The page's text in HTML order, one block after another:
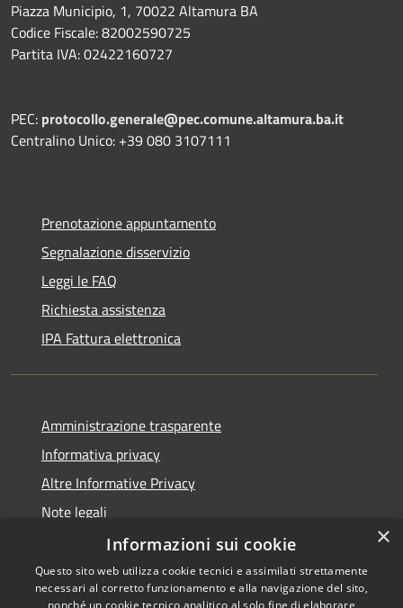
Piazza Municipio, 1, 70022 Altamura BA
Codice Fiscale: 82002590725
Partita IVA: 02422160727
PEC: protocollo.generale@pec.comune.altamura.ba.it
Centralino Unico: +39 080 3107111
Prenotazione appuntamento
Segnalazione disservizio
Leggi le FAQ
Richiesta assistenza
IPA Fattura elettronica
Amministrazione trasparente
Informativa privacy
Altre Informative Privacy
Note legali
Dichiarazione di accessibilità
×
Informazioni sui cookie
Questo sito web utilizza cookie tecnici e assimilati strettamente
necessari al corretto funzionamento e alla navigazione del sito,
nonché un cookie tecnico analitico al solo fine di elaborare